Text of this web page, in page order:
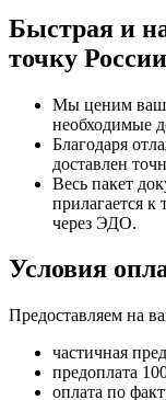
Быстрая и
точку
Мы ценим
необходимые
Благодаря
доставлен
Весь пакет
прилагается
через ЭДО.
Условия
Предоставляем на
частичная
предоплата
оплата по